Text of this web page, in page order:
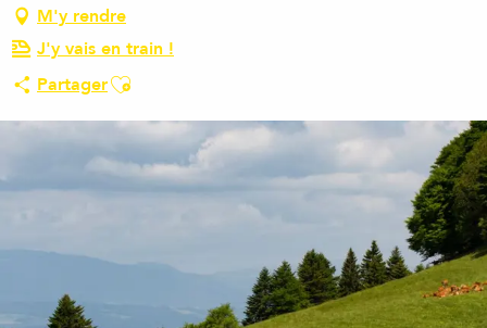
M'y rendre
J'y vais en train !
PartagerAjouter aux favoris